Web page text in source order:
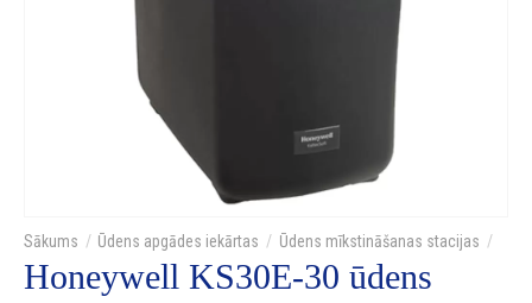
Ūdens apgādes iekārtas Ūdens mīkstināšanas stacijas
Honeywell KS30E-30 ūdens